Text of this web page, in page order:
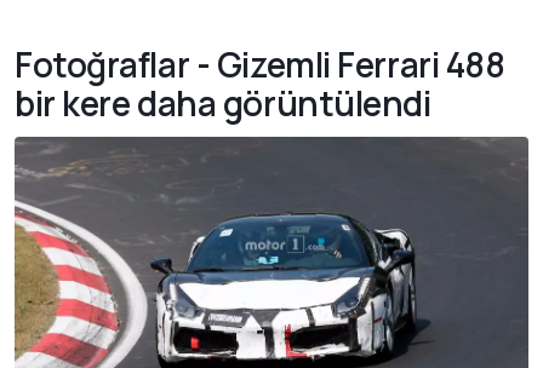
Fotoğraflar - Gizemli Ferrari 488
bir kere daha görüntülendi